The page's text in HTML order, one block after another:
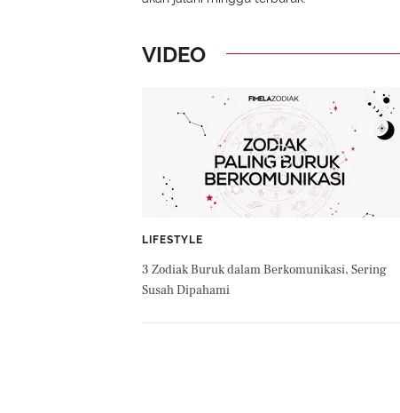
VIDEO
LIFESTYLE
3 Zodiak Buruk dalam Berkomunikasi, Sering
Susah Dipahami